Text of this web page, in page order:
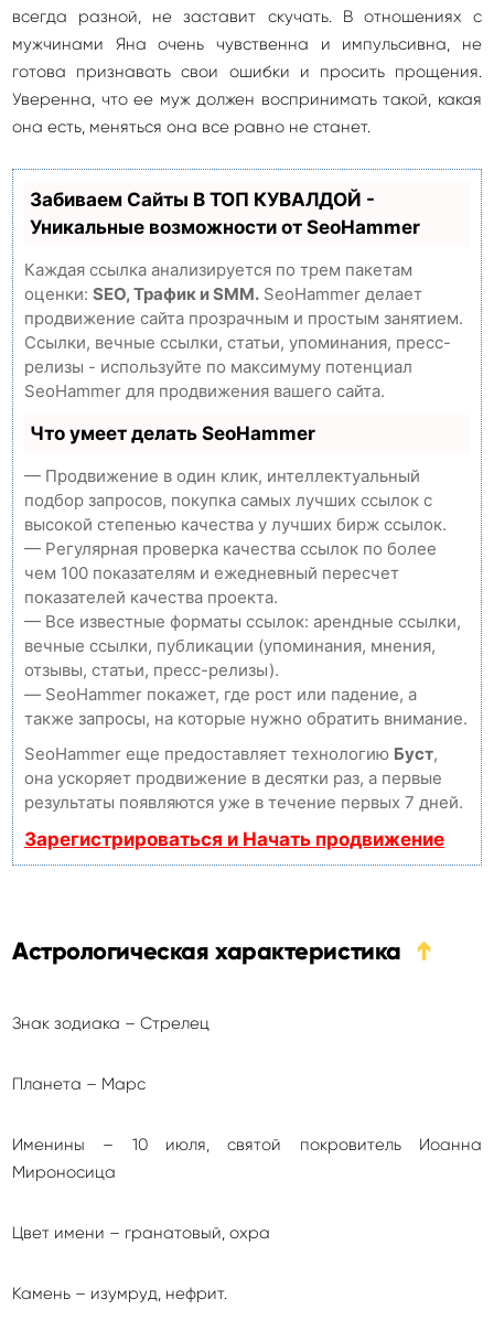
всегда разной, не заставит скучать. В отношениях с
мужчинами Яна очень чувственна и импульсивна, не
готова признавать свои ошибки и просить прощения.
Уверенна, что ее муж должен воспринимать такой, какая
она есть, меняться она все равно не станет.
Забиваем Сайты В ТОП КУВАЛДОЙ -
Уникальные возможности от SeoHammer
Каждая ссылка анализируется по трем пакетам
оценки: SEO, Трафик и SMM. SeoHammer делает
продвижение сайта прозрачным и простым занятием.
Ссылки, вечные ссылки, статьи, упоминания, пресс-
релизы - используйте по максимуму потенциал
SeoHammer для продвижения вашего сайта.
Что умеет делать SeoHammer
— Продвижение в один клик, интеллектуальный
подбор запросов, покупка самых лучших ссылок с
высокой степенью качества у лучших бирж ссылок.
— Регулярная проверка качества ссылок по более
чем 100 показателям и ежедневный пересчет
показателей качества проекта.
— Все известные форматы ссылок: арендные ссылки,
вечные ссылки, публикации (упоминания, мнения,
отзывы, статьи, пресс-релизы).
— SeoHammer покажет, где рост или падение, а
также запросы, на которые нужно обратить внимание.
SeoHammer еще предоставляет технологию Буст,
она ускоряет продвижение в десятки раз, а первые
результаты появляются уже в течение первых 7 дней.
Зарегистрироваться и Начать продвижение
Астрологическая характеристика ➔
Знак зодиака – Стрелец
Планета – Марс
Именины – 10 июля, святой покровитель Иоанна
Мироносица
Цвет имени – гранатовый, охра
Камень – изумруд, нефрит.